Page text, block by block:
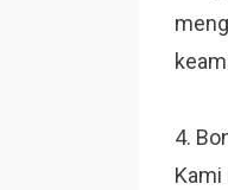
4.